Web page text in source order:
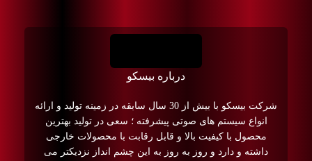
درباره بیسکو
شرکت بیسکو با بیش از 30 سال سابقه در زمینه تولید و ارائه
انواع سیستم های صوتی پیشرفته ؛ سعی در تولید بهترین
محصول با کیفیت بالا و قابل رقابت با محصولات خارجی
داشته و دارد و روز به روز به این چشم انداز نزدیکتر می